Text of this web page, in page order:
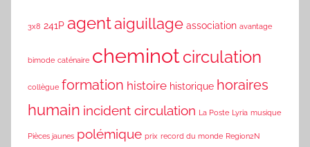
3x8 241P agentaiguillage association avantage
bimode caténaire cheminotcirculation
collègue formation histoire historique horaires
humain incident circulation La Poste Lyria musique
Pièces jaunes polémique prix record du monde Region2N